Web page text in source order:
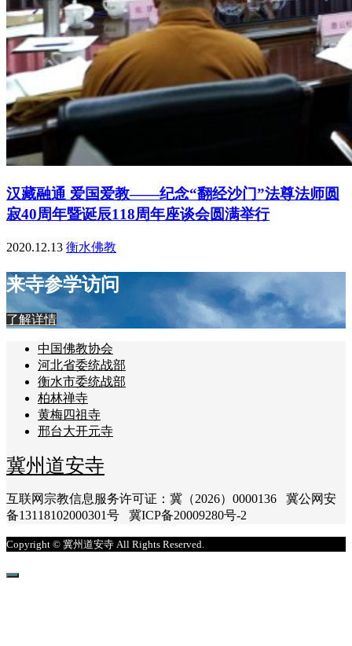
汉藏融通 爱国爱教——纪念“翻经沙门”法尊法师圆
寂40周年暨诞辰118周年座谈会圆满举行
2020.12.13 衡水佛教
来寺参学访问
了解详情
中国佛教协会
河北省委统战部
衡水市委统战部
柏林禅寺
黄梅四祖寺
邢台大开元寺
冀州道安寺
互联网宗教信息服务许可证：冀（2026）0000136 冀公网安
备13118102000301号 冀ICP备20009280号-2
Copyright © 冀州道安寺 All Rights Reserved.